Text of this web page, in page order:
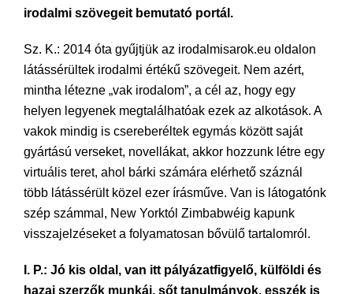
irodalmi szövegeit bemutató portál.
Sz. K.: 2014 óta gyűjtjük az irodalmisarok.eu oldalon
látássérültek irodalmi értékű szövegeit. Nem azért,
mintha létezne „vak irodalom”, a cél az, hogy egy
helyen legyenek megtalálhatóak ezek az alkotások. A
vakok mindig is csereberéltek egymás között saját
gyártású verseket, novellákat, akkor hozzunk létre egy
virtuális teret, ahol bárki számára elérhető száznál
több látássérült közel ezer írásműve. Van is látogatónk
szép számmal, New Yorktól Zimbabwéig kapunk
visszajelzéseket a folyamatosan bővülő tartalomról.
I. P.: Jó kis oldal, van itt pályázatfigyelő, külföldi és
hazai szerzők munkái, sőt tanulmányok, esszék is